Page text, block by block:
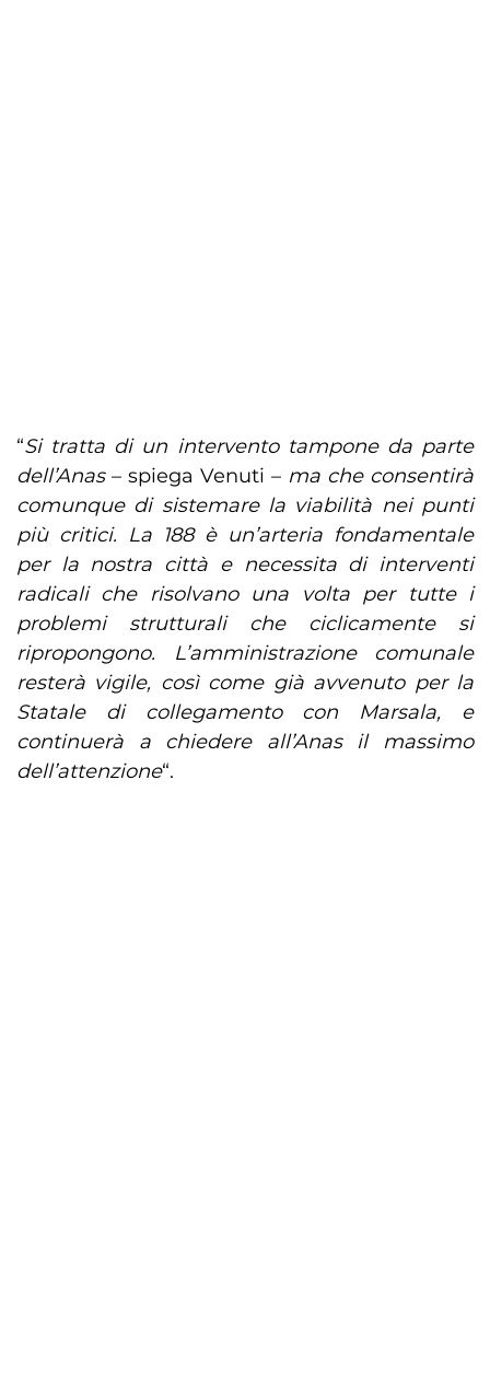
“Si tratta di un intervento tampone da parte
dell’Anas– spiega Venuti – ma che consentirà
comunque di sistemare la viabilità nei punti
più critici. La 188 è un’arteria fondamentale
per la nostra città e necessita di interventi
radicali che risolvano una volta per tutte i
problemi strutturali che ciclicamente si
ripropongono. L’amministrazione comunale
resterà vigile, così come già avvenuto per la
Statale di collegamento con Marsala, e
continuerà a chiedere all’Anas il massimo
dell’attenzione“.